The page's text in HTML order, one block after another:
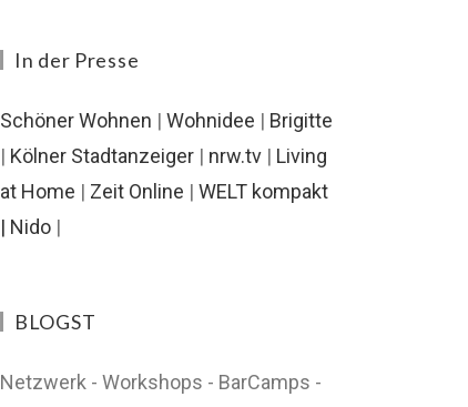
In der Presse
Schöner Wohnen | Wohnidee | Brigitte
| Kölner Stadtanzeiger | nrw.tv | Living
at Home | Zeit Online | WELT kompakt
| Nido |
BLOGST
Netzwerk - Workshops - BarCamps -